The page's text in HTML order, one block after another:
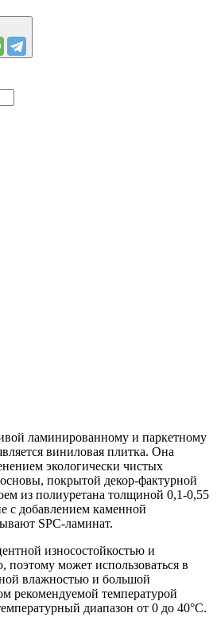
ламинированному и паркетному
виниловая плитка. Она
экологически чистых
покрытой декор-фактурной
из полиуретана толщиной 0,1-0,55
с добавлением каменной
SPC-ламинат.
износостойкостью и
поэтому может использоваться в
влажностью и большой
рекомендуемой температурой
диапазон от 0 до 40°С.